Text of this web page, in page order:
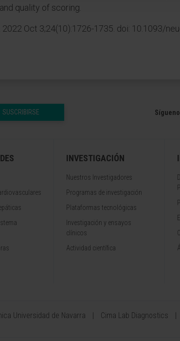
quality of scoring.
2022 Oct 3;24(10):1726-1735. doi: 10.1093/
SUSCRIBIRSE
INVESTIGACIÓN
Nuestros Investigadores
Programas de investigación
Plataformas tecnológicas
Investigación y ensayos
clínicos
Actividad científica
Universidad de Navarra Cima Lab Diagnostics